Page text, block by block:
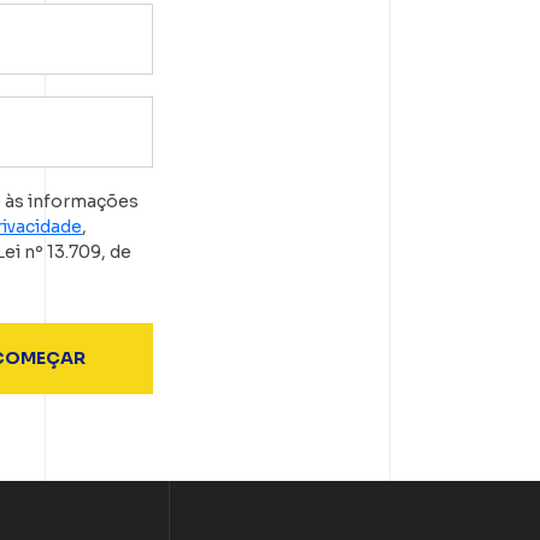
às informações
,
nº 13.709, de